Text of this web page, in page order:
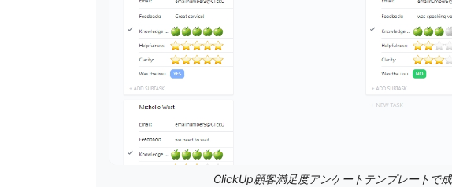
ClickUp顧客満足度アンケートテンプレートで